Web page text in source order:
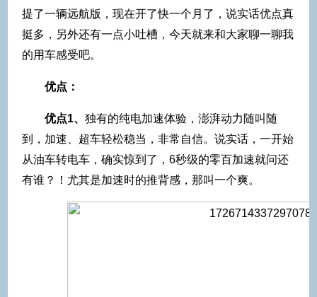
提了一辆远航版，现在开了快一个月了，说实话优点真
挺多，另外还有一点小吐槽，今天就来和大家聊一聊我
的用车感受吧。
优点：
优点1、 独有的纯电加速体验，澎湃动力随叫随
到，加速、超车轻松稳当，非常自信。说实话，一开始
从油车转电车，确实惊到了，6秒级的零百加速就问还
有谁？！尤其是加速时的推背感，那叫一个爽。